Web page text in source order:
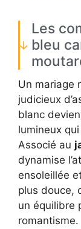
Les
bleu
Un mariage
judicieux
blanc
lumineux
Associé au
dynamise
ensoleillée
plus douce,
un équilibre